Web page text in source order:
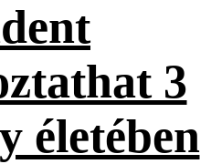
3
életében